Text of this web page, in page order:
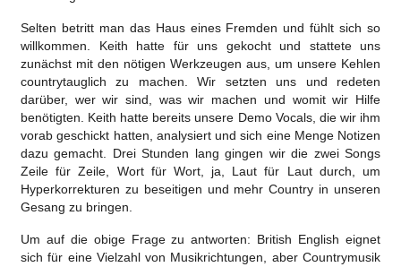
Selten betritt man das Haus eines Fremden und fühlt sich so
willkommen. Keith hatte für uns gekocht und stattete uns
zunächst mit den nötigen Werkzeugen aus, um unsere Kehlen
countrytauglich zu machen. Wir setzten uns und redeten
darüber, wer wir sind, was wir machen und womit wir Hilfe
benötigten. Keith hatte bereits unsere Demo Vocals, die wir ihm
vorab geschickt hatten, analysiert und sich eine Menge Notizen
dazu gemacht. Drei Stunden lang gingen wir die zwei Songs
Zeile für Zeile, Wort für Wort, ja, Laut für Laut durch, um
Hyperkorrekturen zu beseitigen und mehr Country in unseren
Gesang zu bringen.
Um auf die obige Frage zu antworten: British English eignet
sich für eine Vielzahl von Musikrichtungen, aber Countrymusik